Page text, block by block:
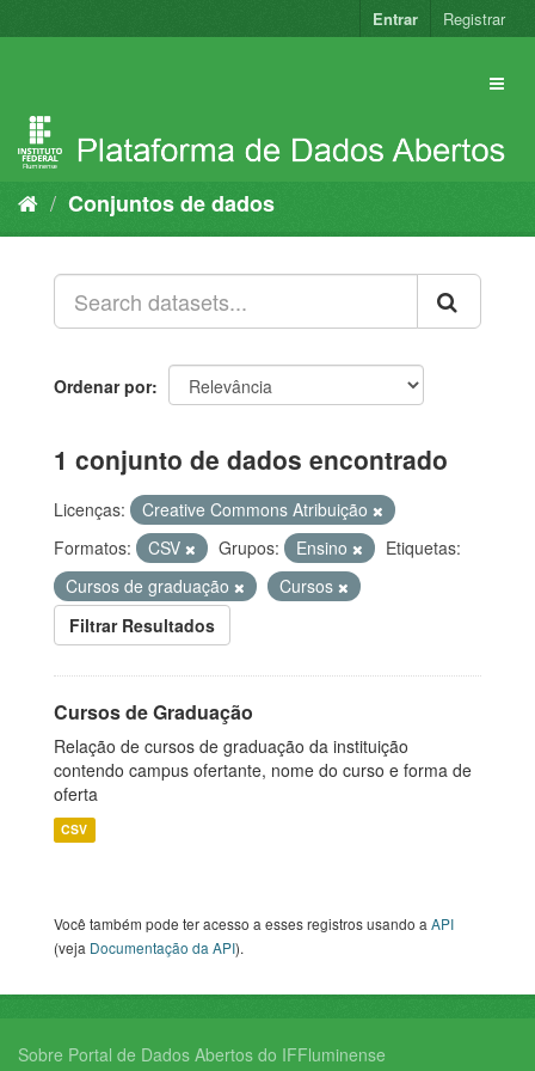
para
Entrar Registrar
Conjuntos de dados
Ordenar por
1 conjunto de dados encontrado
Licenças:
Creative Commons Atribuição
Formatos:
CSV Grupos: Ensino
Etiquetas:
Cursos de graduação
Cursos
Filtrar Resultados
Cursos de Graduação
Relação de cursos de graduação da instituição
contendo campus ofertante, nome do curso e forma de
oferta
CSV
Você também pode ter acesso a esses registros usando aAPI
(veja Documentação da API).
Sobre Portal de Dados Abertos do IFFluminense